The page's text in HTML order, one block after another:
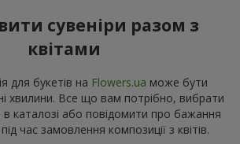
сувеніри разом з
квітами
для букетів на Flowers.ua може бути
хвилини. Все що вам потрібно, вибрати
в каталозі або повідомити про бажання
час замовлення композиції з квітів.